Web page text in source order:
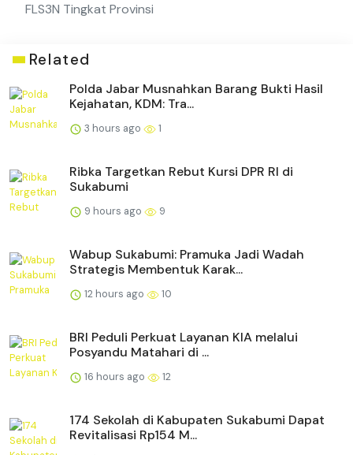
FLS3N Tingkat Provinsi
Related
Polda Jabar Musnahkan Barang Bukti Hasil
Kejahatan, KDM: Tra...
3 hours ago 1
Ribka Targetkan Rebut Kursi DPR RI di
Sukabumi
9 hours ago 9
Wabup Sukabumi: Pramuka Jadi Wadah
Strategis Membentuk Karak...
12 hours ago 10
BRI Peduli Perkuat Layanan KIA melalui
Posyandu Matahari di ...
16 hours ago 12
174 Sekolah di Kabupaten Sukabumi Dapat
Revitalisasi Rp154 M...